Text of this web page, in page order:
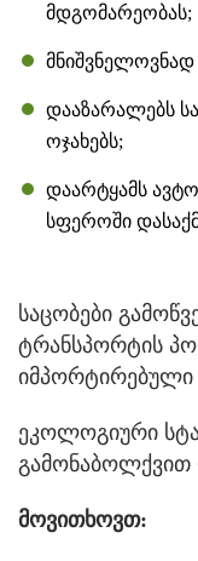
მდგომარეობას;
დააზარალებს
ოჯახებს;
დაარტყამს
სფეროში
საცობები
ტრანსპორტის
იმპორტირებული
ეკოლოგიური
გამონაბოლქვით
მოვითხოვთ: